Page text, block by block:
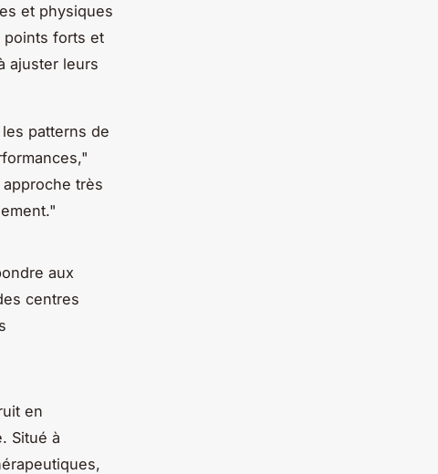
et physiques
points forts et
ajuster leurs
patterns de
très
aux
centres
en
Situé à